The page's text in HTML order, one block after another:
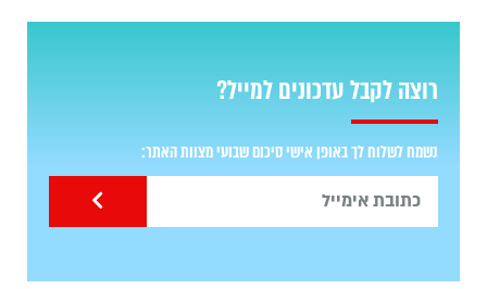
רוצה לקבל עדכונים למייל?
נשמח לשלוח לך באופן אישי סיכום שבועי מצוות האתר: